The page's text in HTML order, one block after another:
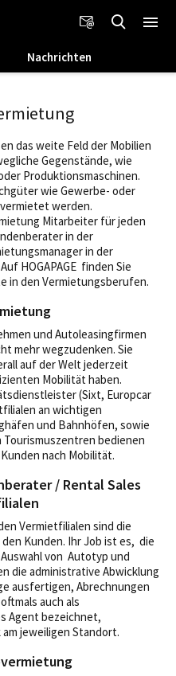
Nachrichten
das weite Feld der Mobilien
Gegenstände, wie
Produktionsmaschinen.
wie Gewerbe- oder
werden.
Mitarbeiter für jeden
in der
in der
HOGAPAGE finden Sie
in den Vermietungsberufen.
und Autoleasingfirmen
mehr wegzudenken. Sie
auf der Welt jederzeit
Mobilität haben.
(Sixt, Europcar
an wichtigen
und Bahnhöfen, sowie
bedienen
nach Mobilität.
/ Rental Sales
Vermietfilialen sind die
Kunden. Ihr Job ist es, die
von Autotyp und
die administrative Abwicklung
ausfertigen, Abrechnungen
auch als
Agent bezeichnet,
jeweiligen Standort.